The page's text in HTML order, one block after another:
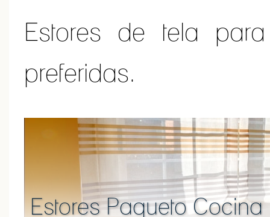
Estores de tela
preferidas.
Estores Paqueto Cocina